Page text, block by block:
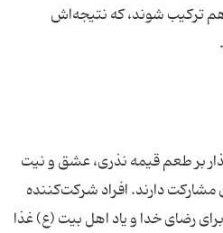
ترکیب شوند، که نتیجه‌اش
بر طعم قیمه نذری، عشق و نیت
مشارکت دارند. افراد شرکت‌کننده
رضای خدا و یاد اهل بیت (ع) غذا